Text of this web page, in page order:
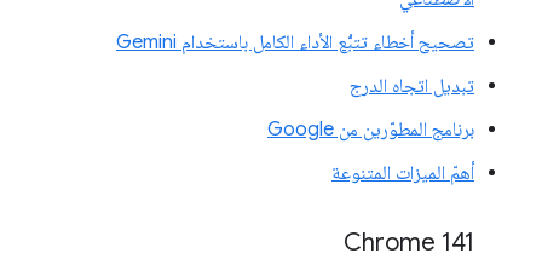
تصحيح أخطاء تتبُّع الأداء الكامل باستخدام Gemini
تبديل اتجاه الدرج
برنامج المطوّرين من Google
أهمّ الميزات المتنوعة
‫Chrome 141